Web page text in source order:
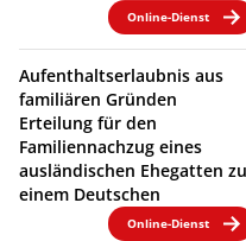
Online-Dienst
Aufenthaltserlaubnis aus
familiären Gründen
Erteilung für den
Familiennachzug eines
ausländischen Ehegatten zu
einem Deutschen
Online-Dienst